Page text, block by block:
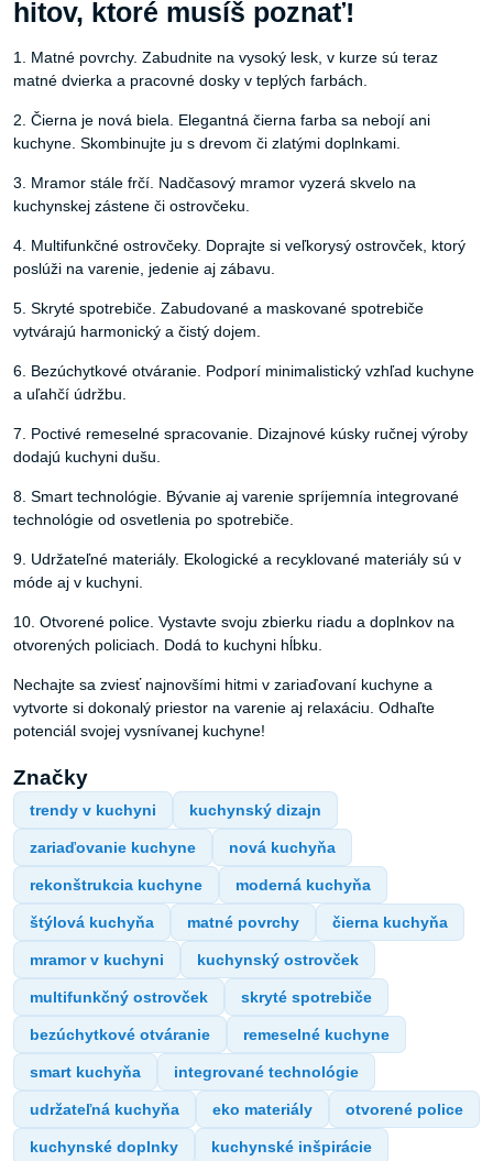
hitov, ktoré musíš poznať!
1. Matné povrchy. Zabudnite na vysoký lesk, v kurze sú teraz
matné dvierka a pracovné dosky v teplých farbách.
2. Čierna je nová biela. Elegantná čierna farba sa nebojí ani
kuchyne. Skombinujte ju s drevom či zlatými doplnkami.
3. Mramor stále frčí. Nadčasový mramor vyzerá skvelo na
kuchynskej zástene či ostrovčeku.
4. Multifunkčné ostrovčeky. Doprajte si veľkorysý ostrovček, ktorý
poslúži na varenie, jedenie aj zábavu.
5. Skryté spotrebiče. Zabudované a maskované spotrebiče
vytvárajú harmonický a čistý dojem.
6. Bezúchytkové otváranie. Podporí minimalistický vzhľad kuchyne
a uľahčí údržbu.
7. Poctivé remeselné spracovanie. Dizajnové kúsky ručnej výroby
dodajú kuchyni dušu.
8. Smart technológie. Bývanie aj varenie spríjemnía integrované
technológie od osvetlenia po spotrebiče.
9. Udržateľné materiály. Ekologické a recyklované materiály sú v
móde aj v kuchyni.
10. Otvorené police. Vystavte svoju zbierku riadu a doplnkov na
otvorených policiach. Dodá to kuchyni hĺbku.
Nechajte sa zviesť najnovšími hitmi v zariaďovaní kuchyne a
vytvorte si dokonalý priestor na varenie aj relaxáciu. Odhaľte
potenciál svojej vysnívanej kuchyne!
Značky
trendy v kuchyni kuchynský dizajn
zariaďovanie kuchyne nová kuchyňa
rekonštrukcia kuchyne moderná kuchyňa
štýlová kuchyňa matné povrchy čierna kuchyňa
mramor v kuchyni kuchynský ostrovček
multifunkčný ostrovček skryté spotrebiče
bezúchytkové otváranie remeselné kuchyne
smart kuchyňa integrované technológie
udržateľná kuchyňa eko materiály otvorené police
kuchynské doplnky kuchynské inšpirácie